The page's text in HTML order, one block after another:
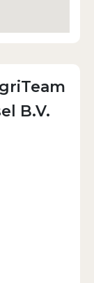
B.V.